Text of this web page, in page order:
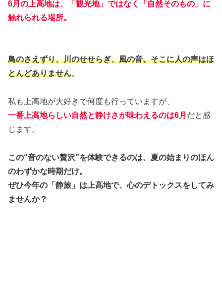
6月の上高地は、「観光地」ではなく「自然そのもの」に
触れられる場所。
鳥のさえずり、川のせせらぎ、風の音。そこに人の声はほ
とんどありません。
私も上高地が大好きで何度も行っていますが、
一番上高地らしい自然と静けさが味わえるのは6月 だと感
じます。
この“音のない贅沢”を体験できるのは、夏の始まりのほん
のわずかな時期だけ。
ぜひ今年の「静旅」は上高地で、心のデトックスをしてみ
ませんか？